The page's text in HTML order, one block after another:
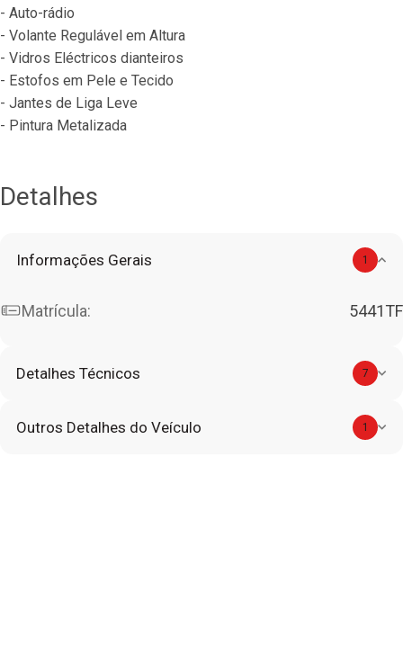
- Auto-rádio
- Volante Regulável em Altura
- Vidros Eléctricos dianteiros
- Estofos em Pele e Tecido
- Jantes de Liga Leve
- Pintura Metalizada
Detalhes
Informações Gerais 1
Matrícula: 5441TF
Detalhes Técnicos 7
Outros Detalhes do Veículo 1